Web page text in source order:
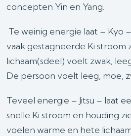
concepten Yin en Yang.
Te weinig energie laat – Kyo
vaak gestagneerde Ki stroom
lichaam(sdeel) voelt zwak,
De persoon voelt leeg, moe,
Teveel energie – Jitsu – laat
snelle Ki stroom en houding
voelen warme en hete